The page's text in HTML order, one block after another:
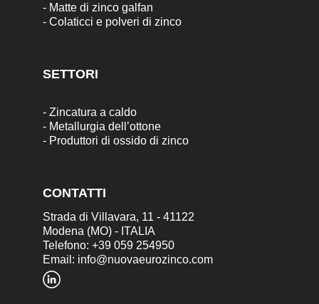
- Matte di zinco galfan
- Colaticci e polveri di zinco
SETTORI
- Zincatura a caldo
- Metallurgia dell’ottone
- Produttori di ossido di zinco
CONTATTI
Strada di Villavara, 11 - 41122
Modena (MO) - ITALIA
Telefono: +39 059 254950
Email: info@nuovaeurozinco.com